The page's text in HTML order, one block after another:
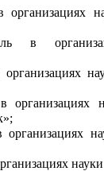
в
организациях